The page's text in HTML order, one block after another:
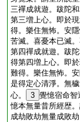
三禪成就遊。跋陀
第三増上心。即於
得。樂住無怖。安
苦滅。喜憂本已滅
第四禪成就遊。跋
得第四増上心。即
難得。樂住無怖。
是得定心清淨。無
心。
3 覺憶宿命智
憶本無量昔所經歴
成劫敗劫無量成敗